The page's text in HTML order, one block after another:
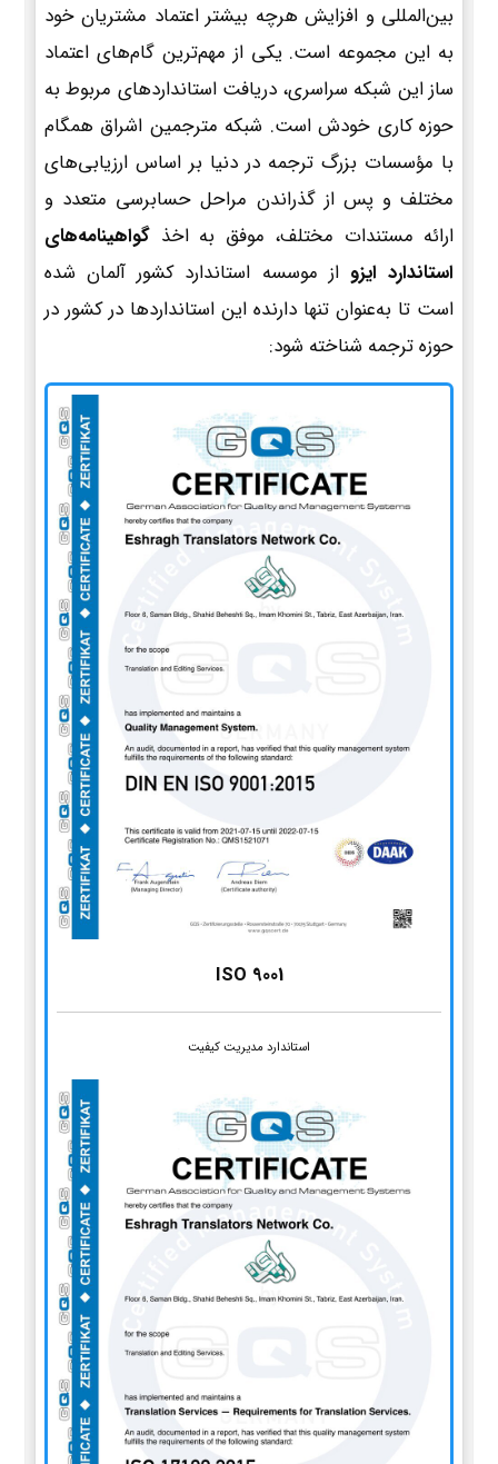
بین‌المللی و افزایش هرچه بیشتر اعتماد مشتریان خود
به این مجموعه است. یکی از مهم‌ترین گام‌های اعتماد
ساز این شبکه سراسری، دریافت استانداردهای مربوط به
حوزه کاری خودش است. شبکه مترجمین اشراق همگام
با مؤسسات بزرگ ترجمه در دنیا بر اساس ارزیابی‌های
مختلف و پس از گذراندن مراحل حسابرسی متعدد و
ارائه مستندات مختلف، موفق به اخذ گواهینامه‌های
استاندارد ایزو از موسسه استاندارد کشور آلمان شده
است تا به‌عنوان تنها دارنده این استانداردها در کشور در
حوزه ترجمه شناخته شود:
ISO 9001
استاندارد مدیریت کیفیت